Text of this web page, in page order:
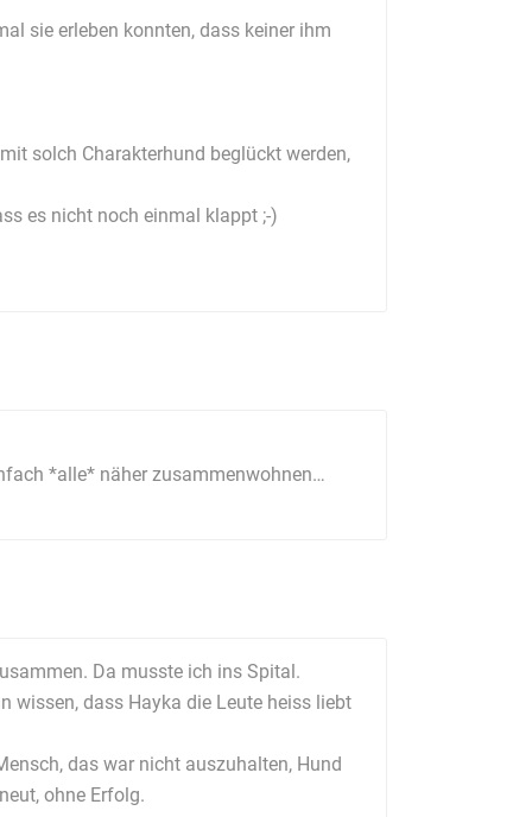
sie erleben konnten, dass keiner ihm
solch Charakterhund beglückt werden,
es nicht noch einmal klappt ;-)
*alle* näher zusammenwohnen…
Da musste ich ins Spital.
wissen, dass Hayka die Leute heiss liebt
das war nicht auszuhalten, Hund
ohne Erfolg.